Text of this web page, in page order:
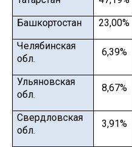
Башкортостан
23,00%
Челябинская
обл.
6,39%
Ульяновская
обл.
8,67%
Свердловская
обл.
3,91%